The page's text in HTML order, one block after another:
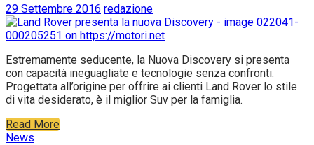
29 Settembre 2016 redazione
Estremamente seducente, la Nuova Discovery si presenta
con capacità ineguagliate e tecnologie senza confronti.
Progettata all’origine per offrire ai clienti Land Rover lo stile
di vita desiderato, è il miglior Suv per la famiglia.
Read More
News